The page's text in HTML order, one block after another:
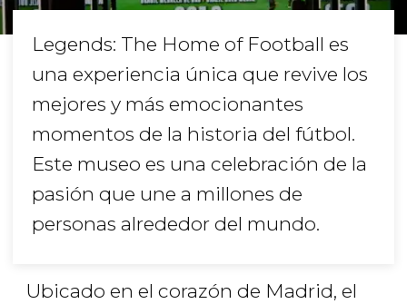
Legends: The Home of Football es
una experiencia única que revive los
mejores y más emocionantes
momentos de la historia del fútbol.
Este museo es una celebración de la
pasión que une a millones de
personas alrededor del mundo.
Ubicado en el corazón de Madrid, el